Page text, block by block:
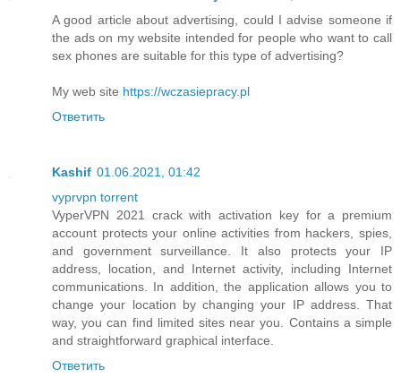
A good article about advertising, could I advise someone if
the ads on my website intended for people who want to call
sex phones are suitable for this type of advertising?
My web site https://wczasiepracy.pl
Ответить
Kashif 01.06.2021, 01:42
vyprvpn torrent
VyperVPN 2021 crack with activation key for a premium
account protects your online activities from hackers, spies,
and government surveillance. It also protects your IP
address, location, and Internet activity, including Internet
communications. In addition, the application allows you to
change your location by changing your IP address. That
way, you can find limited sites near you. Contains a simple
and straightforward graphical interface.
Ответить